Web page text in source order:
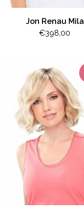
Jon Renau Mila
€398,00